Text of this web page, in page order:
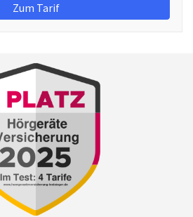
Zum Tarif